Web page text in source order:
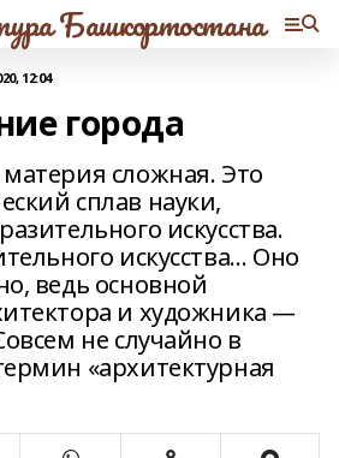
Башкортостана
12:04
города
сложная. Это
сплав науки,
искусства.
искусства… Оно
ведь основной
и художника —
не случайно в
«архитектурная